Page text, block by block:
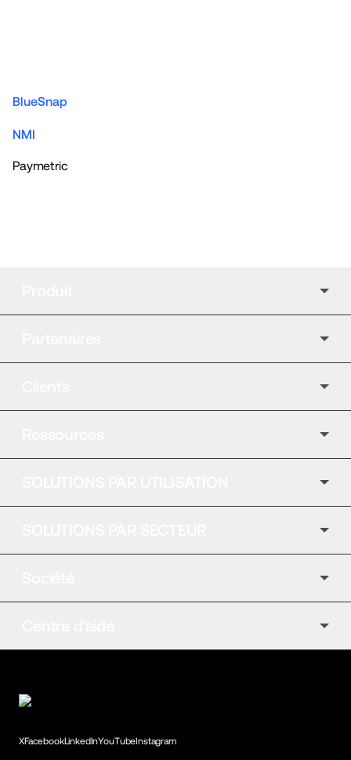
BlueSnap
NMI
Paymetric
XFacebookLinkedInYouTubeInstagram